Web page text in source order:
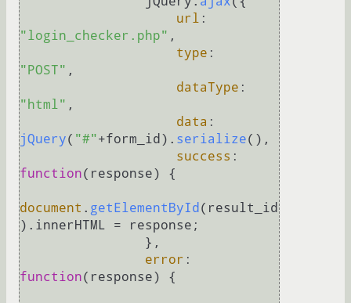
url
"login_checker.php" ,
type
"POST" ,
dataType
"html" ,
data
jQuery( "#"+form_id). serialize(),
success
function( response) {
document . getElementById (result_id
). innerHTML = response;
error
function( response) {